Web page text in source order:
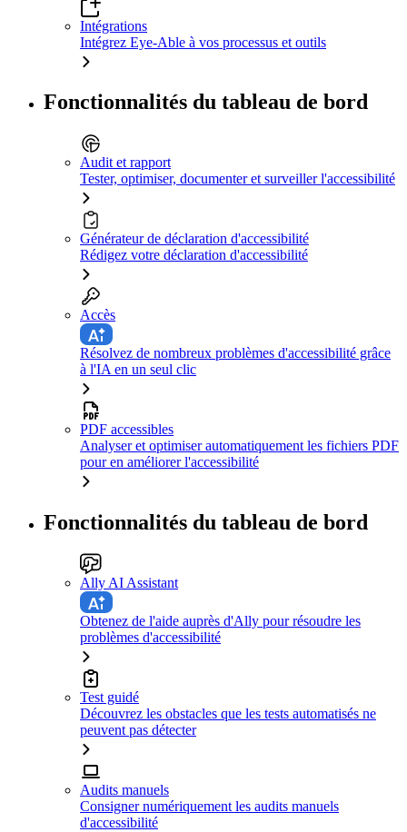
Intégrations
Intégrez Eye-Able à vos processus et outils
Fonctionnalités du tableau de bord
Audit et rapport
Tester, optimiser, documenter et surveiller l'accessibilité
Générateur de déclaration d'accessibilité
Rédigez votre déclaration d'accessibilité
Accès
Résolvez de nombreux problèmes d'accessibilité grâce
à l'IA en un seul clic
PDF accessibles
Analyser et optimiser automatiquement les fichiers PDF
pour en améliorer l'accessibilité
Fonctionnalités du tableau de bord
Ally AI Assistant
Obtenez de l'aide auprès d'Ally pour résoudre les
problèmes d'accessibilité
Test guidé
Découvrez les obstacles que les tests automatisés ne
peuvent pas détecter
Audits manuels
Consigner numériquement les audits manuels
d'accessibilité